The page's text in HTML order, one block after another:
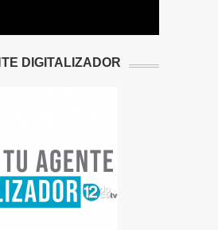
DIGITALIZADOR